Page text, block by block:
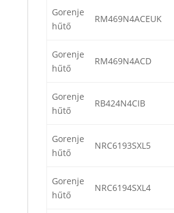
Gorenje
hűtő
RM469N4ACEUK
Gorenje
hűtő
RM469N4ACD
Gorenje
hűtő
RB424N4CIB
Gorenje
hűtő
NRC6193SXL5
Gorenje
hűtő
NRC6194SXL4